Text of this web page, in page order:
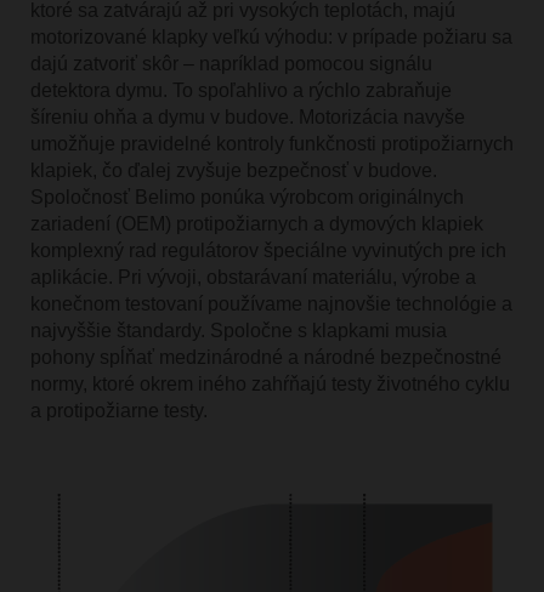
ktoré sa zatvárajú až pri vysokých teplotách, majú
motorizované klapky veľkú výhodu: v prípade požiaru sa
dajú zatvoriť skôr – napríklad pomocou signálu
detektora dymu. To spoľahlivo a rýchlo zabraňuje
šíreniu ohňa a dymu v budove. Motorizácia navyše
umožňuje pravidelné kontroly funkčnosti protipožiarnych
klapiek, čo ďalej zvyšuje bezpečnosť v budove.
Spoločnosť Belimo ponúka výrobcom originálnych
zariadení (OEM) protipožiarnych a dymových klapiek
komplexný rad regulátorov špeciálne vyvinutých pre ich
aplikácie. Pri vývoji, obstarávaní materiálu, výrobe a
konečnom testovaní používame najnovšie technológie a
najvyššie štandardy. Spoločne s klapkami musia
pohony spĺňať medzinárodné a národné bezpečnostné
normy, ktoré okrem iného zahŕňajú testy životného cyklu
a protipožiarne testy.